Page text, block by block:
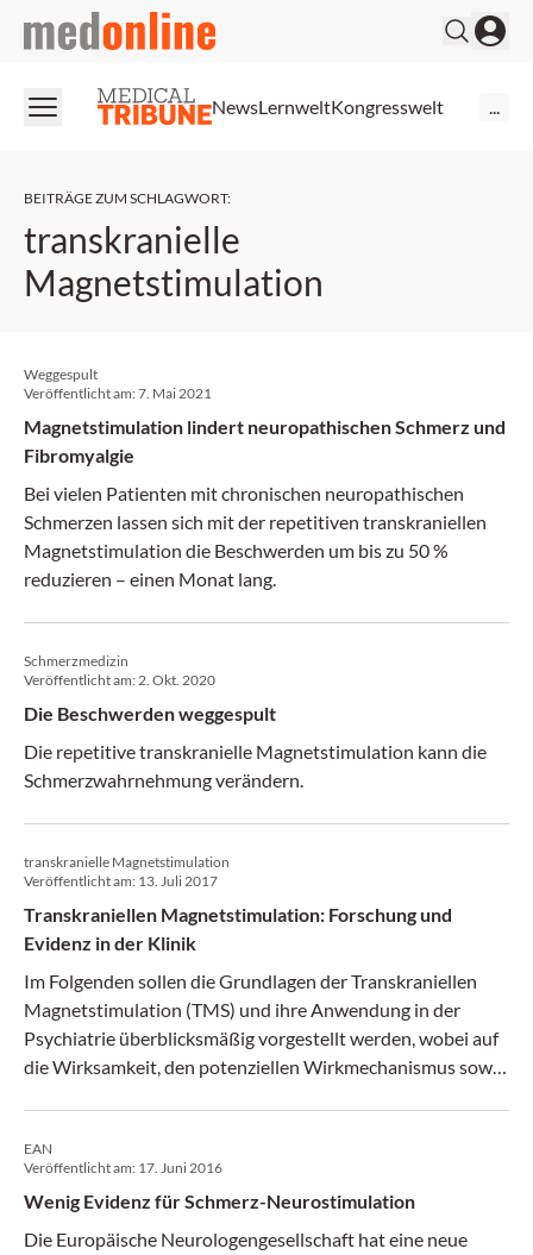
medonline
NewsLernweltKongresswelt
BEITRÄGE ZUM SCHLAGWORT:
transkranielle
Magnetstimulation
Weggespult
Veröffentlicht am:7. Mai 2021
Magnetstimulation lindert neuropathischen Schmerz und
Fibromyalgie
Bei vielen Patienten mit chronischen neuropathischen
Schmerzen lassen sich mit der repetitiven transkraniellen
Magnetstimulation die Beschwerden um bis zu 50 %
reduzieren – einen Monat lang.
Schmerzmedizin
Veröffentlicht am:2. Okt. 2020
Die Beschwerden weggespult
Die repetitive transkranielle Magnetstimulation kann die
Schmerzwahrnehmung verändern.
transkranielle Magnetstimulation
Veröffentlicht am: 13. Juli 2017
Transkraniellen Magnetstimulation: Forschung und
Evidenz in der Klinik
Im Folgenden sollen die Grundlagen der Transkraniellen
Magnetstimulation (TMS) und ihre Anwendung in der
Psychiatrie überblicksmäßig vorgestellt werden, wobei auf
die Wirksamkeit, den potenziellen Wirkmechanismus sowie
S. Kranz (CliniCum neuropsy 3/17)
EAN
Veröffentlicht am: 17. Juni 2016
Wenig Evidenz für Schmerz-Neurostimulation
Die Europäische Neurologengesellschaft hat eine neue